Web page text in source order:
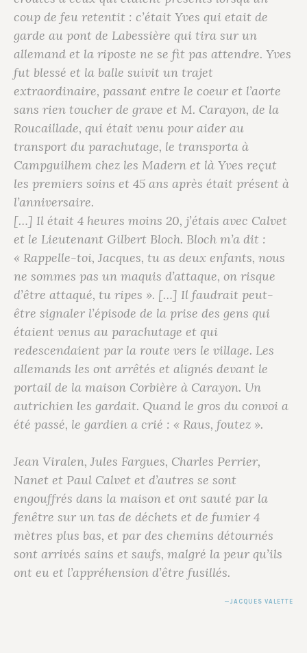
coup de feu retentit : c’était Yves qui etait de
garde au pont de Labessière qui tira sur un
allemand et la riposte ne se fit pas attendre. Yves
fut blessé et la balle suivit un trajet
extraordinaire, passant entre le coeur et l’aorte
sans rien toucher de grave et M. Carayon, de la
Roucaillade, qui était venu pour aider au
transport du parachutage, le transporta à
Campguilhem chez les Madern et là Yves reçut
les premiers soins et 45 ans après était présent à
l’anniversaire.
[…] Il était 4 heures moins 20, j’étais avec Calvet
et le Lieutenant Gilbert Bloch. Bloch m’a dit :
« Rappelle-toi, Jacques, tu as deux enfants, nous
ne sommes pas un maquis d’attaque, on risque
d’être attaqué, tu ripes ». […] Il faudrait peut-
être signaler l’épisode de la prise des gens qui
étaient venus au parachutage et qui
redescendaient par la route vers le village. Les
allemands les ont arrêtés et alignés devant le
portail de la maison Corbière à Carayon. Un
autrichien les gardait. Quand le gros du convoi a
été passé, le gardien a crié : « Raus, foutez ».
Jean Viralen, Jules Fargues, Charles Perrier,
Nanet et Paul Calvet et d’autres se sont
engouffrés dans la maison et ont sauté par la
fenêtre sur un tas de déchets et de fumier 4
mètres plus bas, et par des chemins détournés
sont arrivés sains et saufs, malgré la peur qu’ils
ont eu et l’appréhension d’être fusillés.
JACQUES VALETTE